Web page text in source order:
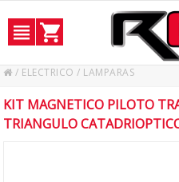
/ ELECTRICO / LAMPARAS
KIT MAGNETICO PILOTO
TRIANGULO